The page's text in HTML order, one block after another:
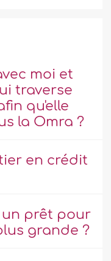
moi et
traverse
qu'elle
la Omra ?
en crédit
prêt pour
grande ?